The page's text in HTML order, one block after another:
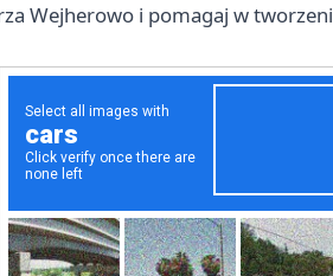
Wejherowo i pomagaj w